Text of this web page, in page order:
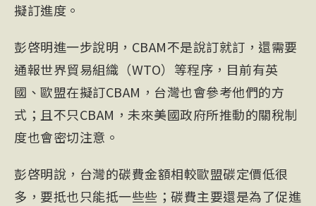
擬訂進度。
彭啓明進一步說明，CBAM不是說訂就訂，還需要
通報世界貿易組織（WTO）等程序，目前有英
國、歐盟在擬訂CBAM，台灣也會參考他們的方
式；且不只CBAM，未來美國政府所推動的關稅制
度也會密切注意。
彭啓明說，台灣的碳費金額相較歐盟碳定價低很
多，要抵也只能抵一些些；碳費主要還是為了促進